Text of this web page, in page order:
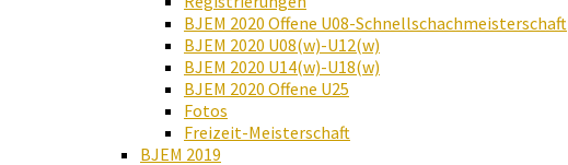
BJEM 2020 Offene U08-Schnellschachmeisterschaft
BJEM 2020 U08(w)-U12(w)
BJEM 2020 U14(w)-U18(w)
BJEM 2020 Offene U25
Fotos
Freizeit-Meisterschaft
BJEM 2019